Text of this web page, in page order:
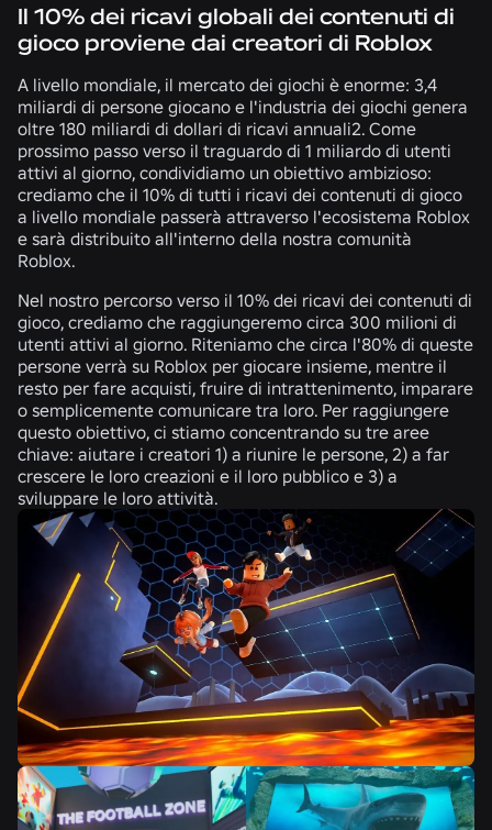
Il 10% dei ricavi globali dei contenuti di
gioco proviene dai creatori di Roblox
A livello mondiale, il mercato dei giochi è enorme: 3,4
miliardi di persone giocano e l'industria dei giochi genera
oltre 180 miliardi di dollari di ricavi annuali2. Come
prossimo passo verso il traguardo di 1 miliardo di utenti
attivi al giorno, condividiamo un obiettivo ambizioso:
crediamo che il 10% di tutti i ricavi dei contenuti di gioco
a livello mondiale passerà attraverso l'ecosistema Roblox
e sarà distribuito all'interno della nostra comunità
Roblox.
Nel nostro percorso verso il 10% dei ricavi dei contenuti di
gioco, crediamo che raggiungeremo circa 300 milioni di
utenti attivi al giorno. Riteniamo che circa l'80% di queste
persone verrà su Roblox per giocare insieme, mentre il
resto per fare acquisti, fruire di intrattenimento, imparare
o semplicemente comunicare tra loro. Per raggiungere
questo obiettivo, ci stiamo concentrando su tre aree
chiave: aiutare i creatori 1) a riunire le persone, 2) a far
crescere le loro creazioni e il loro pubblico e 3) a
sviluppare le loro attività.